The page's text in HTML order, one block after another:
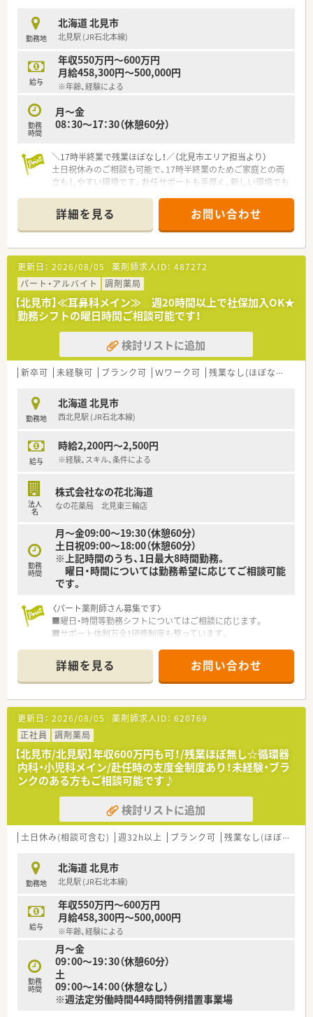
るかかりつけ薬局を目指している法人です。
【このような方にオススメ】
■残業が少なく、ご家族との時間やご自身の時間をしっかりと大
切にしたい方
■手厚い住宅補助や転居費用のサポートを活用して、心機一転新
しい環境でチャレンジしたい方
ポートを受けながらもう一度頑張りたい方
合わせください！
勤務地
北海道 北見市
北見駅 (JR石北本線)
給与
年収550万円～600万円
月給458,300円～500,000円
※年齢、経験による
勤務
時間
月～金
08：30～17：30（休憩60分）
＼17時半終業で残業ほぼなし！／（北見市エリア担当より）
土日祝休みのご相談も可能で、17時半終業のためご家庭との両
立もしやすい環境です。赴任サポートも手厚く、新しい環境でも
＊------------------------------------------＊
【店舗情報と応需状況について】
■北見駅から徒歩14分ほどの立地にある調剤薬局で、毎日の通
勤にも便利な環境が整っております。
■眼科の処方箋をメインに応需しており、1日あたり約100枚の
処方箋に丁寧に対応しております。
■薬剤師2名体制で月曜日から金曜日の17時半まで開局してお
り、協力し合いながら業務を進めます。
【企業紹介】
■市内に4店舗を運営する調剤薬局です。地域に密着のかかりつ
け薬剤師として活躍しませんか。
■将来的に管理薬剤師として活躍したい方にもキャリアアップ
ます。
■信頼と優しさをモットーに掲げており、地域の方々から愛され
るかかりつけ薬局を目指している法人です。
【このような方にオススメ】
■残業が少なく、ご家族との時間やご自身の時間をしっかりと大
■手厚い住宅補助や転居費用のサポートを活用して、心機一転新
しい環境でチャレンジしたい方
■ブランクがあって少し不安を感じているものの、手厚い教育サ
未経験、ブランクのある方もご相談に応じます。お気軽にお問い
合わせください！
詳細を見る お問い合わせ
更新日： 2026/08/05 薬剤師求人ID： 487272
パート・アルバイト
調剤薬局
【北見市】≪耳鼻科メイン≫ 週20時間以上で社保加入OK★
勤務シフトの曜日時間ご相談可能です！
検討リストに追加
新卒可 未経験可 ブランク可 Ｗワーク可 残業なし(ほぼなし含む)
勤務地
北海道 北見市
西北見駅 (JR石北本線)
給与
時給2,200円～2,500円
※経験、スキル、条件による
法人
名
株式会社なの花北海道
なの花薬局 北見東三輪店
勤務
時間
月～金09:00～19:30（休憩60分）
土日祝09:00～18:00（休憩60分）
※上記時間のうち、1日最大8時間勤務。
曜日・時間については勤務希望に応じてご相談可能
です。
〈パート薬剤師さん募集です〉
■曜日・時間等勤務シフトについてはご相談に応じます。
■サポート体制万全！研修制度も整っています。
ある方の復帰も歓迎です。
〈こんな薬局です〉
■JR西北見駅から20分、車4分程 昭和通り沿いにある調剤薬局
です。
■スタイリッシュな外観が印象的な新しくきれいな薬局です。
■薬剤師6名体制の大型店で、耳鼻咽喉科専門病院からの処方せ
んをメインに応需しています。
〈企業紹介〉
■全国に400店舗以上展開する大手調剤薬局です。
地域密着型店舗の割合が76.8%と高く、地域の人々の暮らしや
人生に寄り添う地域に根付いた薬局展開を行っています。
■ご主人の転勤などがあっても、退職することなく店舗異動のご
相談も可能です！
詳細を見る お問い合わせ
更新日： 2026/08/05 薬剤師求人ID： 620769
正社員
調剤薬局
【北見市/北見駅】年収600万円も可！/残業ほぼ無し☆循環器
内科・小児科メイン/赴任時の支度金制度あり！未経験・ブラ
ンクのある方もご相談可能です♪
検討リストに追加
土日休み(相談可含む) 週32h以上 ブランク可 残業なし(ほぼなし含む)
勤務地
北海道 北見市
北見駅 (JR石北本線)
給与
年収550万円～600万円
月給458,300円～500,000円
※年齢、経験による
勤務
時間
月～金
09：00～19：30（休憩60分）
土
09：00～14：00（休憩なし）
※週法定労働時間44時間特例措置事業場